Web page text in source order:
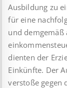
Aus­bil­dung zu
für eine
und demgemäß
dienten der
Einkünfte. Der
verstoße gegen